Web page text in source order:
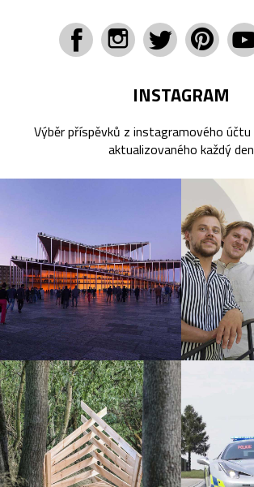
INSTAGRAM
Výběr příspěvků z instagramového účtu
aktualizovaného každý den